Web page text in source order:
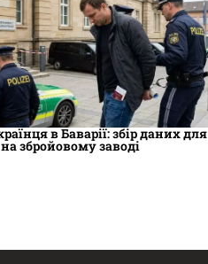
в Баварії: збір даних для
на збройовому заводі